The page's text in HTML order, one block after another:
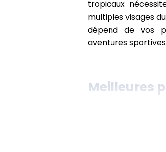
tropicaux
multiples visages
dépend de vos
aventures sportives.
Meilleures